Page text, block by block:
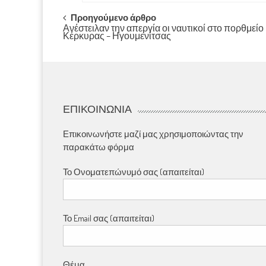
Post
navigation
Προηγούμενο άρθρο
Ανέστειλαν την απεργία οι ναυτικοί στο πορθμείο
Κέρκυρας – Ηγουμενίτσας
ΕΠΙΚΟΙΝΩΝΊΑ
Επικοινωνήστε μαζί μας χρησιμοποιώντας την
παρακάτω φόρμα
Το Ονοματεπώνυμό σας (απαιτείται)
Το Email σας (απαιτείται)